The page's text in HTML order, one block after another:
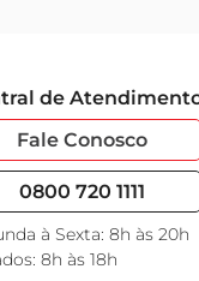
de
Fale Conosco
0800 720 1111
à Sexta: 8h às 20h
8h às 18h